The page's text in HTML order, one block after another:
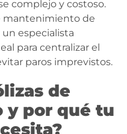
complejo y costoso.
mantenimiento de
especialista
para centralizar el
paros imprevistos.
de
y por qué tu